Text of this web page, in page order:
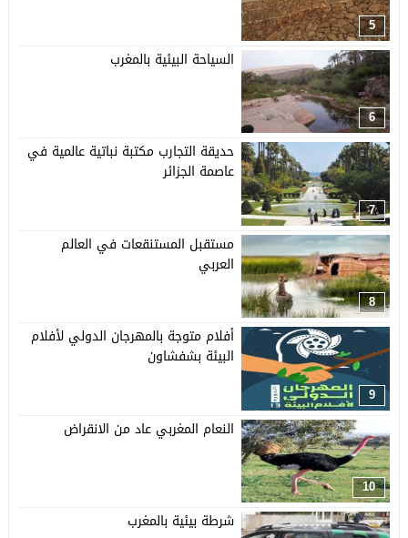
5
6
السياحة البيئية بالمغرب
7
حديقة التجارب مكتبة نباتية عالمية في
عاصمة الجزائر
8
مستقبل المستنقعات في العالم
العربي
9
أفلام متوجة بالمهرجان الدولي لأفلام
البيئة بشفشاون
10
النعام المغربي عاد من الانقراض
شرطة بيئية بالمغرب